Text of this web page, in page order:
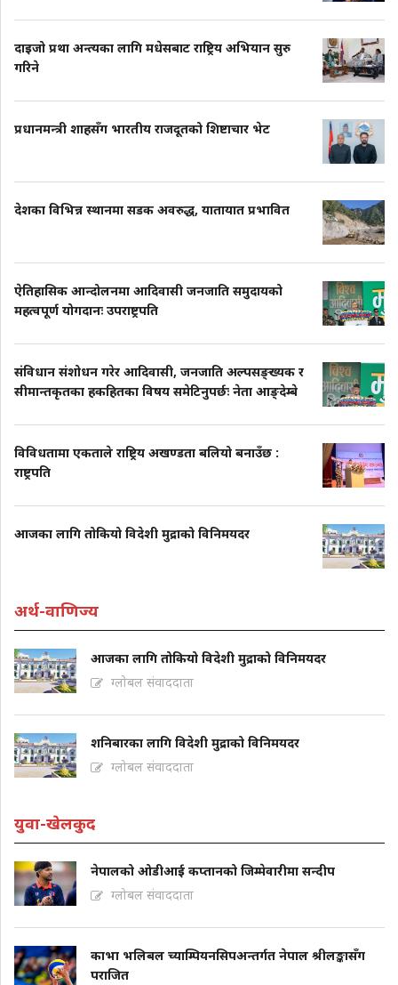
दाइजो प्रथा अन्त्यका लागि मधेसबाट राष्ट्रिय अभियान सुरु
गरिने
प्रधानमन्त्री शाहसँग भारतीय राजदूतको शिष्टाचार भेट
देशका विभिन्न स्थानमा सडक अवरुद्ध, यातायात प्रभावित
ऐतिहासिक आन्दोलनमा आदिवासी जनजाति समुदायको
महत्वपूर्ण योगदानः उपराष्ट्रपति
संविधान संशोधन गरेर आदिवासी, जनजाति अल्पसङ्ख्यक र
सीमान्तकृतका हकहितका विषय समेटिनुपर्छः नेता आङ्देम्बे
विविधतामा एकताले राष्ट्रिय अखण्डता बलियो बनाउँछ :
राष्ट्रपति
आजका लागि तोकियो विदेशी मुद्राको विनिमयदर
अर्थ-वाणिज्य
आजका लागि तोकियो विदेशी मुद्राको विनिमयदर
ग्लोबल संवाददाता
शनिबारका लागि विदेशी मुद्राको विनिमयदर
ग्लोबल संवाददाता
युवा-खेलकुद
नेपालको ओडीआई कप्तानको जिम्मेवारीमा सन्दीप
ग्लोबल संवाददाता
काभा भलिबल च्याम्पियनसिपअन्तर्गत नेपाल श्रीलङ्कासँग
पराजित